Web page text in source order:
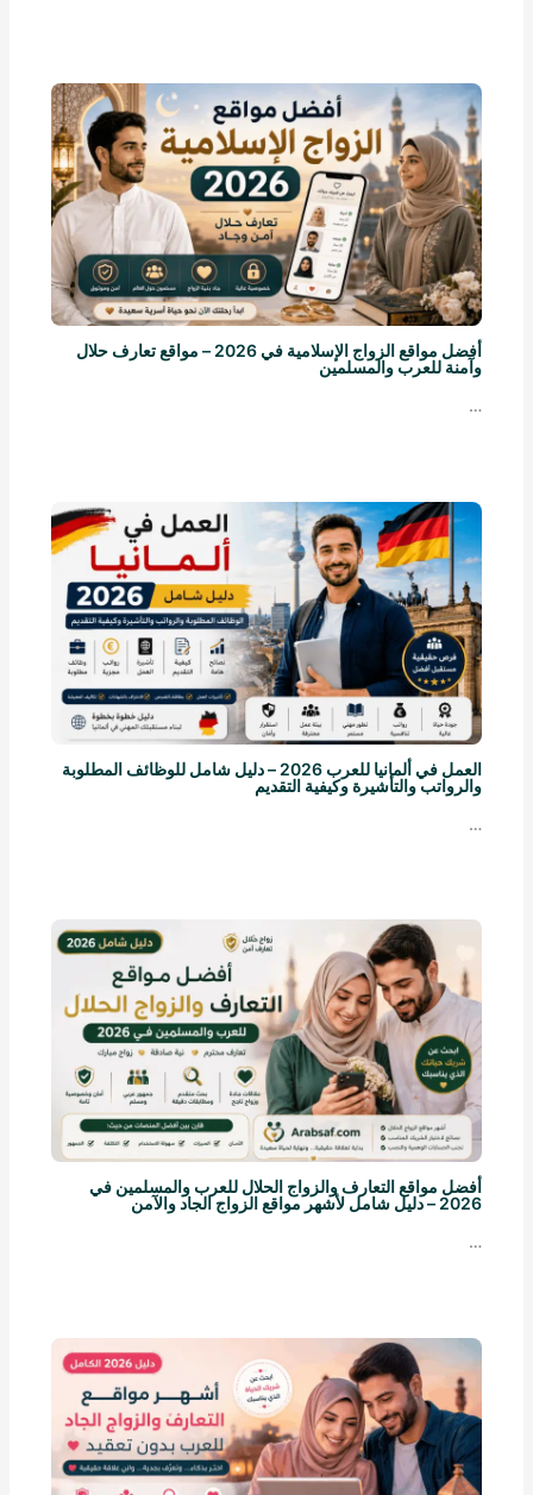
أفضل مواقع الزواج الإسلامية في 2026 – مواقع تعارف حلال
وآمنة للعرب والمسلمين
…
العمل في ألمانيا للعرب 2026 – دليل شامل للوظائف المطلوبة
والرواتب والتأشيرة وكيفية التقديم
…
أفضل مواقع التعارف والزواج الحلال للعرب والمسلمين في
2026 – دليل شامل لأشهر مواقع الزواج الجاد والآمن
…